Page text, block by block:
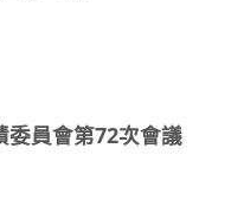
員會第72次會議